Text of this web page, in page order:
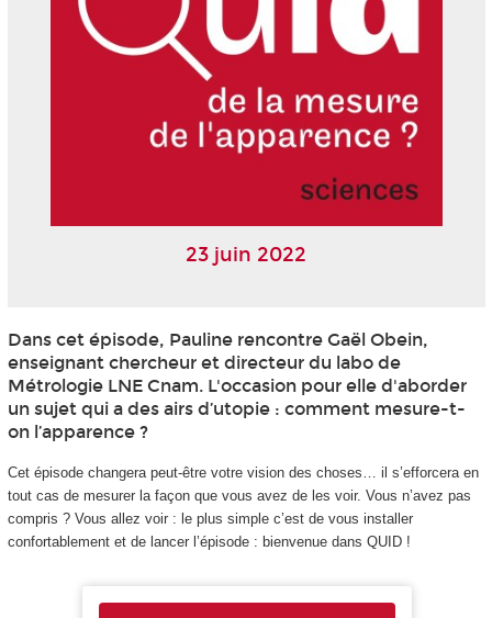
23 juin 2022
Dans cet épisode, Pauline rencontre Gaël Obein,
enseignant chercheur et directeur du labo de
Métrologie LNE Cnam. L'occasion pour elle d'aborder
un sujet qui a des airs d’utopie : comment mesure-t-
on l’apparence ?
Cet épisode changera peut-être votre vision des choses… il s’efforcera en
tout cas de mesurer la façon que vous avez de les voir. Vous n’avez pas
compris ? Vous allez voir : le plus simple c’est de vous installer
confortablement et de lancer l’épisode : bienvenue dans QUID !